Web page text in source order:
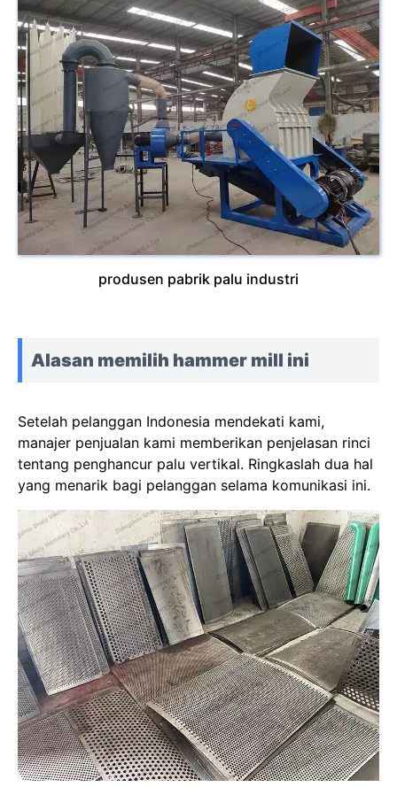
produsen pabrik palu industri
Alasan memilih hammer mill ini
Setelah pelanggan Indonesia mendekati kami,
manajer penjualan kami memberikan penjelasan rinci
tentang penghancur palu vertikal. Ringkaslah dua hal
yang menarik bagi pelanggan selama komunikasi ini.